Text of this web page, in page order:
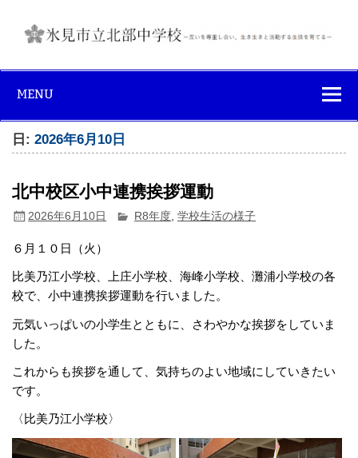
content
学校
MENU
日:2026年6月10日
北中校区小中連携挨拶運動
2026年6月10日 R8年度,学校生活の様子
６月１０日（火）
比美乃江小学校、上庄小学校、海峰小学校、灘浦小学校の各
校で、小中連携挨拶運動を行いました。
元気いっぱいの小学生とともに、さわやかな挨拶をしていま
した。
これからも挨拶を通して、気持ちのよい地域にしていきたい
です。
〈比美乃江小学校〉